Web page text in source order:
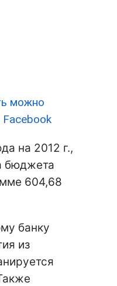
можно
Facebook
на 2012 г.,
бюджета
604,68
банку
из